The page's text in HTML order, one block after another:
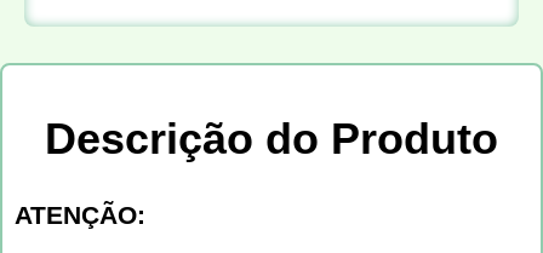
Descrição do Produto
ATENÇÃO: